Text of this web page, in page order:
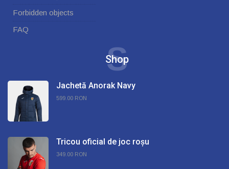
Forbidden objects
FAQ
Shop
S
Jachetă Anorak Navy
599.00 RON
Tricou oficial de joc roșu
349.00 RON